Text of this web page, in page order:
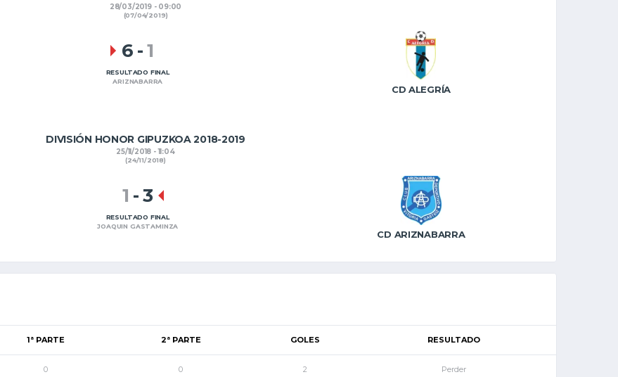
28/03/2019 - 09:00
(07/04/2019)
CD ALEGRÍA
6 -1
RESULTADO FINAL
ARIZNABARRA
DIVISIÓN HONOR GIPUZKOA 2018-2019
25/11/2018 - 11:04
(24/11/2018)
CD ARIZNABARRA
1 -3
RESULTADO FINAL
JOAQUIN GASTAMINZA
1ª PARTE 2ª PARTE GOLES RESULTADO
0 0 2 Perder